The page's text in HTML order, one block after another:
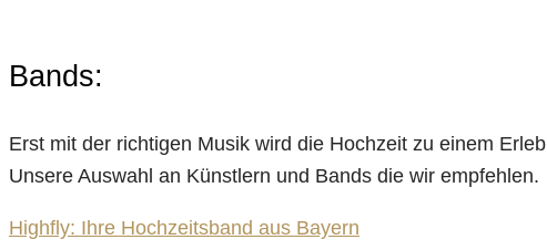
Bands:
Erst mit der richtigen Musik wird die Hochzeit zu einem
Unsere Auswahl an Künstlern und Bands die wir empfehlen.
Highfly: Ihre Hochzeitsband aus Bayern